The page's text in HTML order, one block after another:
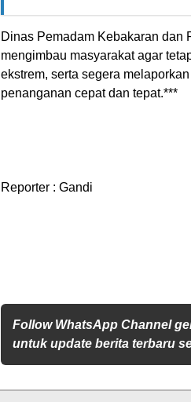
Dinas Pemadam Kebakaran dan
mengimbau masyarakat agar
ekstrem, serta segera
penanganan cepat dan tepat.***
Reporter : Gandi
Follow WhatsApp Channel
untuk update berita terbaru